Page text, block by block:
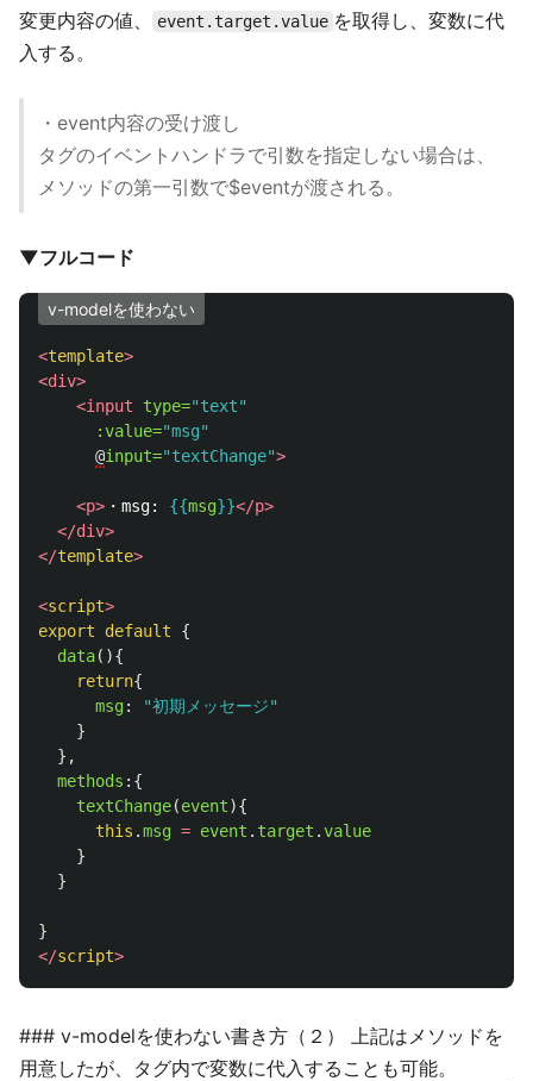
変更内容の値、 event.target.value を取得し、変数に代
入する。
・event内容の受け渡し
タグのイベントハンドラで引数を指定しない場合は、
メソッドの第一引数で$eventが渡される。
▼フルコード
v-modelを使わない
<template>
<div>
<input
type="text"
:value="msg"
@input="textChange">
<p> ・msg: {{msg}}</p>
</div>
</template>
<script>
export
default
{
data(){
return{
msg: "初期メッセージ"
}
},
methods :{
textChange(event){
this .msg = event . target .value
}
}
}
</script>
### v-modelを使わない書き方（２） 上記はメソッドを
用意したが、タグ内で変数に代入することも可能。